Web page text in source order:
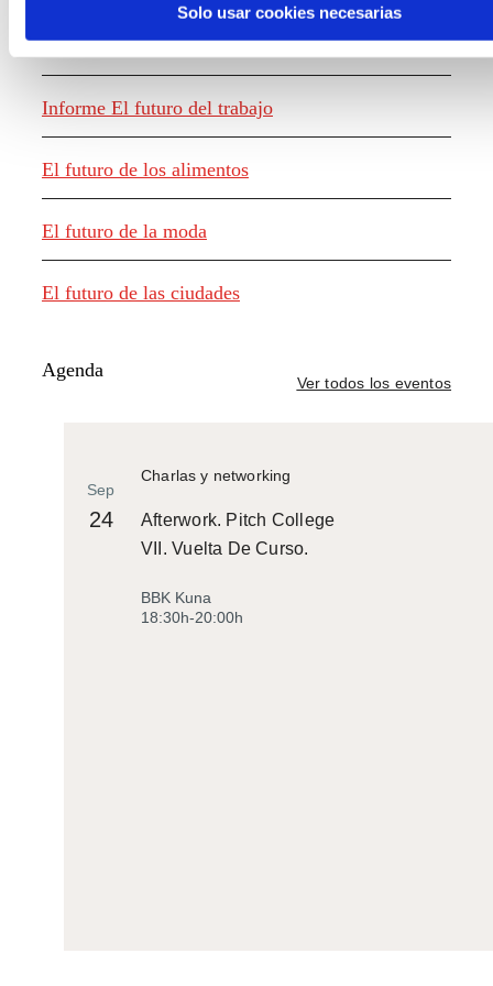
Solo usar cookies necesarias
Generación de conocimiento
Informe El futuro del trabajo
El futuro de los alimentos
El futuro de la moda
El futuro de las ciudades
Agenda
Ver todos los eventos
Charlas y networking
Sep
24
Afterwork. Pitch College
VII. Vuelta De Curso.
BBK Kuna
18:30h-20:00h